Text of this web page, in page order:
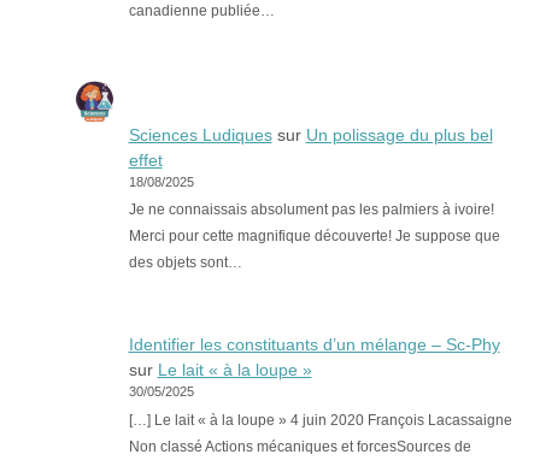
canadienne publiée…
Sciences Ludiquessur Un polissage du plus bel
effet
18/08/2025
Je ne connaissais absolument pas les palmiers à ivoire!
Merci pour cette magnifique découverte! Je suppose que
des objets sont…
Identifier les constituants d’un mélange – Sc-Phy
sur Le lait « à la loupe »
30/05/2025
[…] Le lait « à la loupe » 4 juin 2020 François Lacassaigne
Non classé Actions mécaniques et forcesSources de